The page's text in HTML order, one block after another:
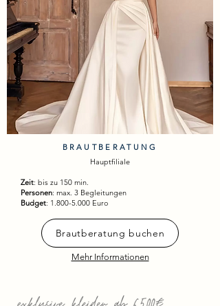
BRAUTBERATUNG
Hauptfiliale
Zeit: bis zu 150 min.
Personen: max. 3 Begleitungen
Budget: 1.800-5.000 Euro
Brautberatung buchen
Mehr Informationen